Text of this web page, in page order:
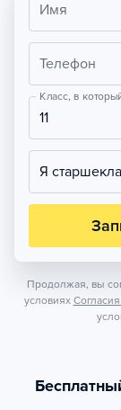
Имя
Телефон
Класс, в
11
Я
Продолжая, вы
условиях